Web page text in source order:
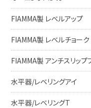
FIAMMA製 レベルアップ
FIAMMA製 レベルチョーク
FIAMMA製 アンチスリップ
水平器/レベリングアイ
水平器/レベリングT